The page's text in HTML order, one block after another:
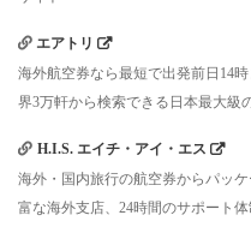
エアトリ
海外航空券なら最短で出発前日14
界3万軒から検索できる日本最大級
H.I.S. エイチ・アイ・エス
海外・国内旅行の航空券からパッ
富な海外支店、24時間のサポート体